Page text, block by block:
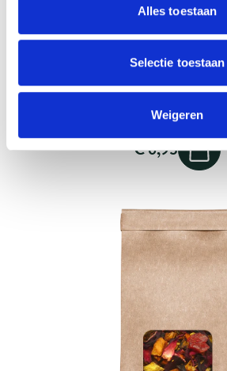
Alles toestaan
Selectie toestaan
Weigeren
Green Gray
100 gram
€ 6,95